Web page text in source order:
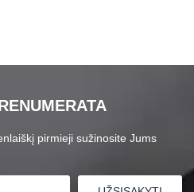
pirmieji sužinosite Jums